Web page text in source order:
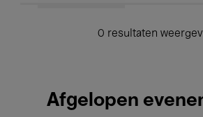
0 resultaten
Afgelopen